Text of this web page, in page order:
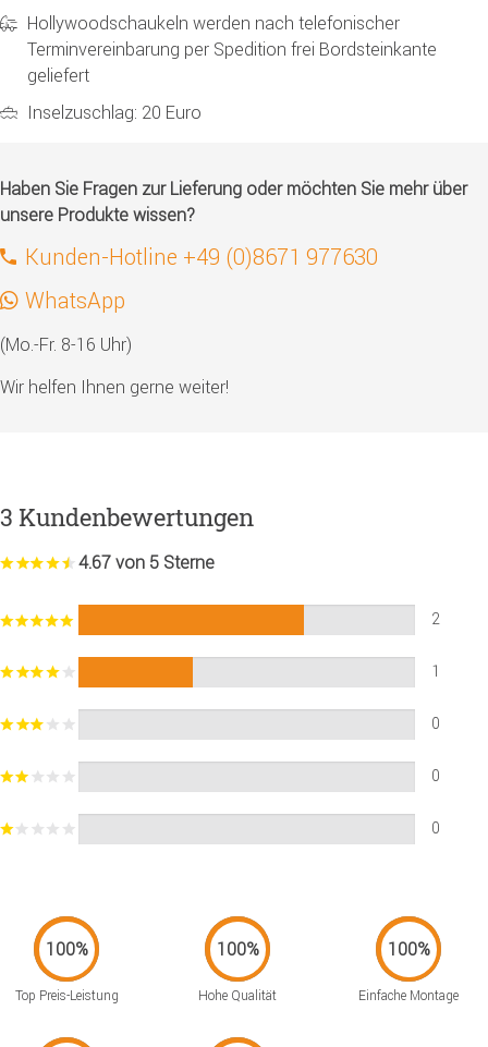
Hollywoodschaukeln werden nach telefonischer
Terminvereinbarung per Spedition frei Bordsteinkante
geliefert
Inselzuschlag: 20 Euro
Haben Sie Fragen zur Lieferung oder möchten Sie mehr über
unsere Produkte wissen?
Kunden-Hotline +49 (0)8671 977630
WhatsApp
(Mo.-Fr. 8-16 Uhr)
Wir helfen Ihnen gerne weiter!
3 Kundenbewertungen
4.67 von 5 Sterne
2
1
0
0
0
Top Preis-Leistung Hohe Qualität Einfache Montage